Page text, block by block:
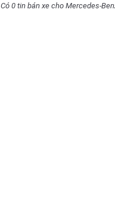
Có 0 tin bán xe cho Mercedes-